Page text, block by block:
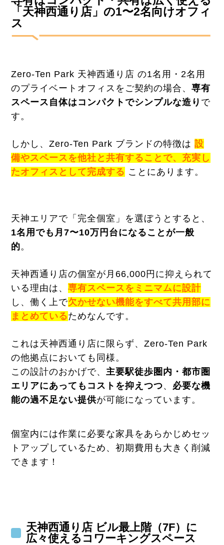
「天神西通り店」 の1〜2名向けオフィ
ス
Zero-Ten Park 天神西通り店 の1名用・2名用
のプライベートオフィスをご契約の場合、専有
スペース自体はコンパクトでシンプルな造り で
す。
しかし、Zero-Ten Park ブランドの特徴は 設
備やスペースを他社と共有することで、充実し
たオフィスとして完成する ことにあります。
天神エリアで「完全個室」を選ぼうとすると、
1名用でも月7〜10万円台になることが一般
的。
天神西通り店の個室が月66,000円に抑えられて
いる理由は、専有スペースをミニマムに設計
し、働く上で欠かせない機能をすべて共用部に
まとめているためなんです。
これは天神西通り店に限らず、Zero-Ten Park
の他拠点においても同様。
この設計のおかげで、 主要駅徒歩圏内・都市圏
エリアにあってもコストを抑えつつ、 必要な機
能の過不足ない提供が可能になっています。
個室内には作業に必要な家具をあらかじめセッ
トアップしているため、初期費用も大きく削減
できます！
天神西通り店 ビル最上階（7F）に
広々使えるコワーキングスペース